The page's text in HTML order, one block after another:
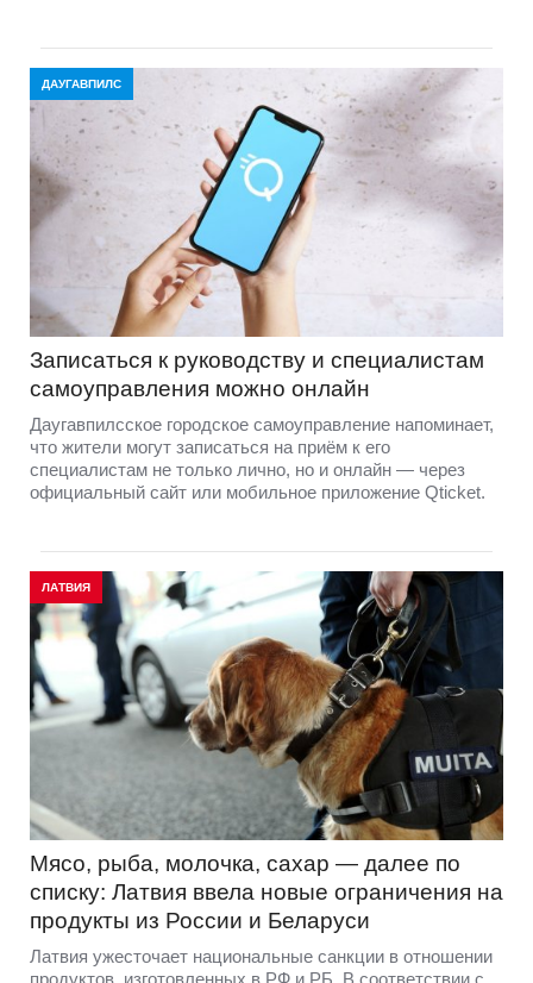
ДАУГАВПИЛС
Записаться к руководству и специалистам
самоуправления можно онлайн
Даугавпилсское городское самоуправление напоминает,
что жители могут записаться на приём к его
специалистам не только лично, но и онлайн — через
официальный сайт или мобильное приложение Qticket.
ЛАТВИЯ
Мясо, рыба, молочка, сахар — далее по
списку: Латвия ввела новые ограничения на
продукты из России и Беларуси
Латвия ужесточает национальные санкции в отношении